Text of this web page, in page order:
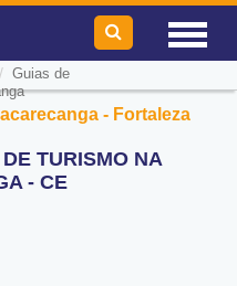
Guias de
- Fortaleza
TURISMO NA
- CE